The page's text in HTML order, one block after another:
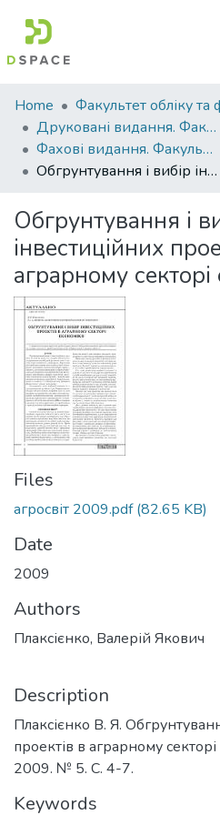
Communities
&
Collections
All of DSpace
Statistics
Home
Друковані видання. Факультет обліку та фінансів
Фахові видання. Факультет обліку та фінансів
Обгрунтування і вибір інвестиційних проектів в аграрному секторі економіки
Обгрунтування і
інвестиційних
аграрному секторі
Files
агросвіт 2009.pdf(82.65 KB)
Date
2009
Authors
Плаксієнко, Валерій Якович
Description
Плаксієнко В. Я.
проектів в аграрному
2009. № 5. С. 4-7.
Keywords